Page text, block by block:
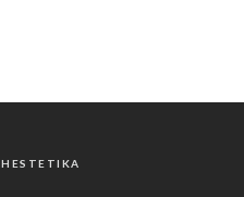
HESTETIKA